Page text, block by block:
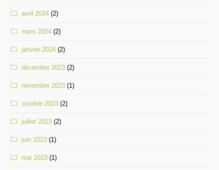
avril 2024 (2)
mars 2024 (2)
janvier 2024 (2)
décembre 2023 (2)
novembre 2023 (1)
octobre 2023 (2)
juillet 2023 (2)
juin 2023 (1)
mai 2023 (1)